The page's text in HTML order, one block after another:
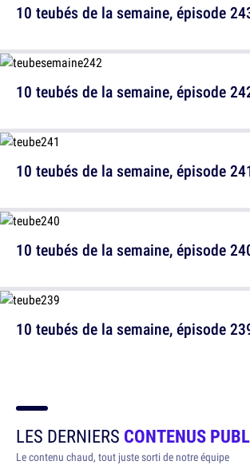
10 teubés de la semaine, épisode
10 teubés de la semaine, épisode
10 teubés de la semaine, épisode
10 teubés de la semaine, épisode
10 teubés de la semaine, épisode
LES DERNIERS CONTENUS
Le contenu chaud, tout juste sorti de notre équipe